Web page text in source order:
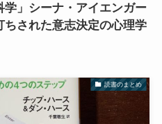
学」シーナ・アイエンガー
された意志決定の心理学
読書のまとめ